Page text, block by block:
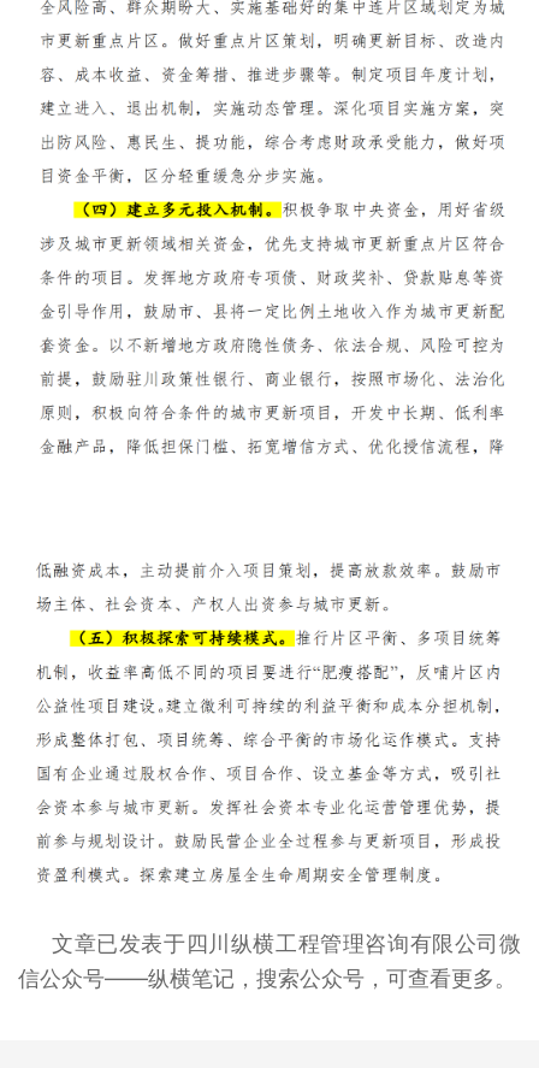
文章已发表于四川纵横工程管理咨询有限公司微
信公众号——纵横笔记，搜索公众号，可查看更多。